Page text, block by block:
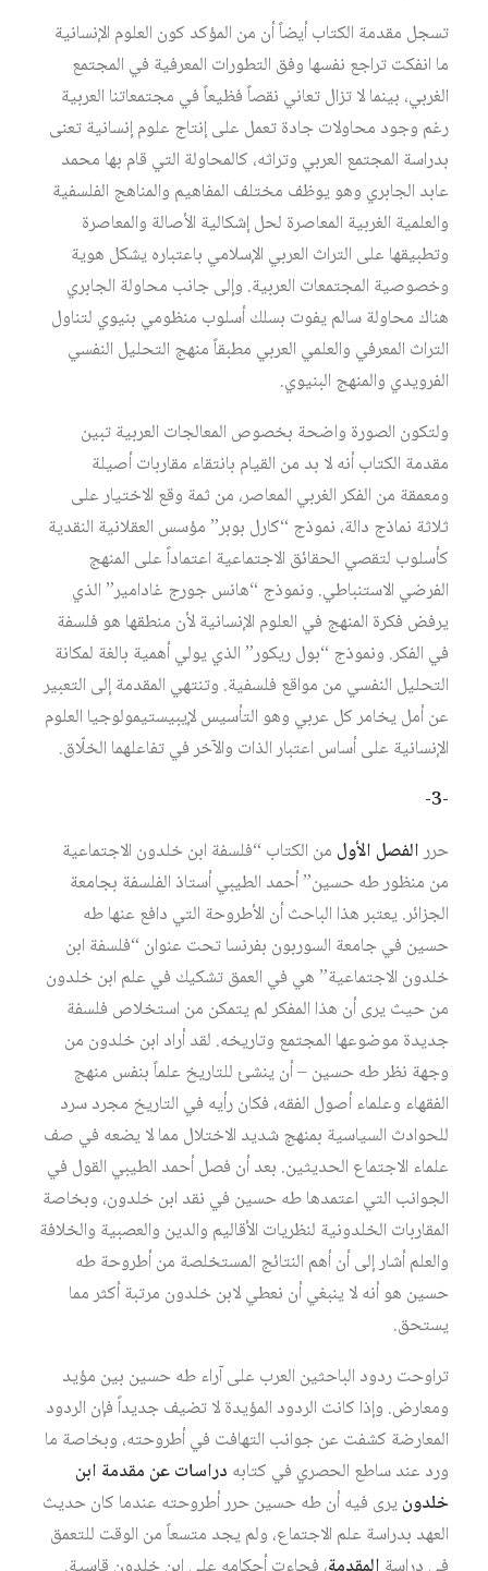
تسجل مقدمة الكتاب أيضاً أن من المؤكد كون العلوم الإنسانية
ما انفكت تراجع نفسها وفق التطورات المعرفية في المجتمع
الغربي، بينما لا تزال تعاني نقصاً فظيعاً في مجتمعاتنا العربية
رغم وجود محاولات جادة تعمل على إنتاج علوم إنسانية تعنى
بدراسة المجتمع العربي وتراثه، كالمحاولة التي قام بها محمد
عابد الجابري وهو يوظف مختلف المفاهيم والمناهج الفلسفية
والعلمية الغربية المعاصرة لحل إشكالية الأصالة والمعاصرة
وتطبيقها على التراث العربي الإسلامي باعتباره يشكل هوية
وخصوصية المجتمعات العربية. وإلى جانب محاولة الجابري
هناك محاولة سالم يفوت بسلك أسلوب منظومي بنيوي لتناول
التراث المعرفي والعلمي العربي مطبقاً منهج التحليل النفسي
الفرويدي والمنهج البنيوي.
ولتكون الصورة واضحة بخصوص المعالجات العربية تبين
مقدمة الكتاب أنه لا بد من القيام بانتقاء مقاربات أصيلة
ومعمقة من الفكر الغربي المعاصر، من ثمة وقع الاختيار على
ثلاثة نماذج دالة، نموذج “كارل بوبر” مؤسس العقلانية النقدية
كأسلوب لتقصي الحقائق الاجتماعية اعتماداً على المنهج
الفرضي الاستنباطي. ونموذج “هانس جورج غادامير” الذي
يرفض فكرة المنهج في العلوم الإنسانية لأن منطقها هو فلسفة
في الفكر. ونموذج “بول ريكور” الذي يولي أهمية بالغة لمكانة
التحليل النفسي من مواقع فلسفية. وتنتهي المقدمة إلى التعبير
عن أمل يخامر كل عربي وهو التأسيس لإيبيستيمولوجيا العلوم
الإنسانية على أساس اعتبار الذات والآخر في تفاعلهما الخلّاق.
-3-
حررالفصل الأول من الكتاب “فلسفة ابن خلدون الاجتماعية
من منظور طه حسين” أحمد الطيبي أستاذ الفلسفة بجامعة
الجزائر. يعتبر هذا الباحث أن الأطروحة التي دافع عنها طه
حسين في جامعة السوربون بفرنسا تحت عنوان “فلسفة ابن
خلدون الاجتماعية” هي في العمق تشكيك في علم ابن خلدون
من حيث يرى أن هذا المفكر لم يتمكن من استخلاص فلسفة
جديدة موضوعها المجتمع وتاريخه. لقد أراد ابن خلدون من
وجهة نظر طه حسين – أن ينشئ للتاريخ علماً بنفس منهج
الفقهاء وعلماء أصول الفقه، فكان رأيه في التاريخ مجرد سرد
للحوادث السياسية بمنهج شديد الاختلال مما لا يضعه في صف
علماء الاجتماع الحديثين. بعد أن فصل أحمد الطيبي القول في
الجوانب التي اعتمدها طه حسين في نقد ابن خلدون، وبخاصة
المقاربات الخلدونية لنظريات الأقاليم والدين والعصبية والخلافة
والعلم أشار إلى أن أهم النتائج المستخلصة من أطروحة طه
حسين هو أنه لا ينبغي أن نعطي لابن خلدون مرتبة أكثر مما
يستحق.
تراوحت ردود الباحثين العرب على آراء طه حسين بين مؤيد
ومعارض. وإذا كانت الردود المؤيدة لا تضيف جديداً فإن الردود
المعارضة كشفت عن جوانب التهافت في أطروحته، وبخاصة ما
ورد عند ساطع الحصري في كتابه دراسات عن مقدمة ابن
خلدونيرى فيه أن طه حسين حرر أطروحته عندما كان حديث
العهد بدراسة علم الاجتماع، ولم يجد متسعاً من الوقت للتعمق